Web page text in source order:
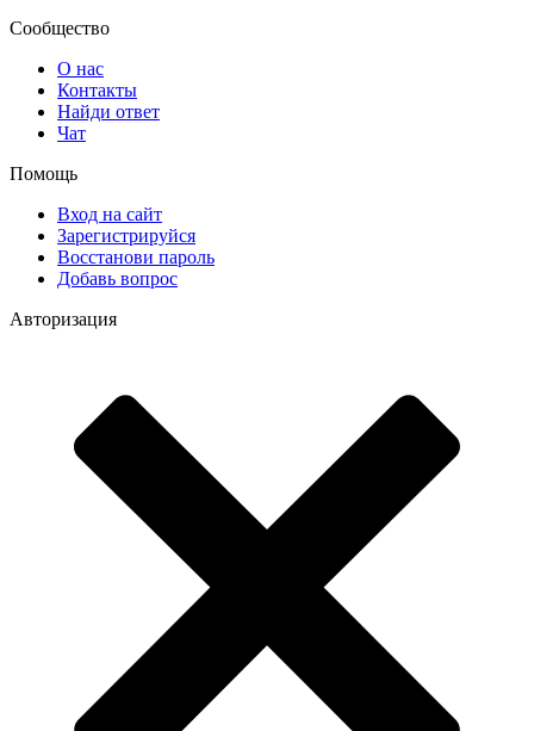
Сообщество
О нас
Контакты
Найди ответ
Чат
Помощь
Вход на сайт
Зарегистрируйся
Восстанови пароль
Добавь вопрос
Авторизация